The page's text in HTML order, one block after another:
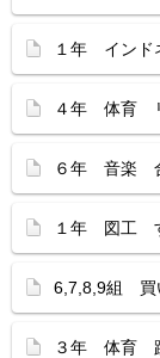
１年 インド
４年 体育
６年 音楽
１年 図工
6,7,8,9組 買
３年 体育